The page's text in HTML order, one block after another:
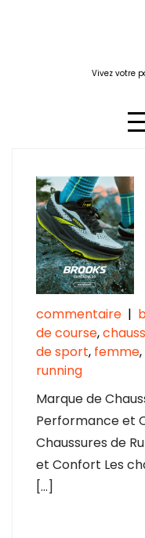
Vivez votre
Catégorie :
commentaire |
de course,
de sport, femme,
running
Marque de
Performance et
Chaussures de
et Confort Les
[…]